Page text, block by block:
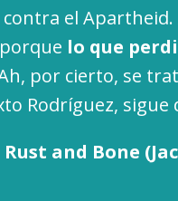
el
lo que
por cierto, se
Rodríguez, sigue
Rust and Bone